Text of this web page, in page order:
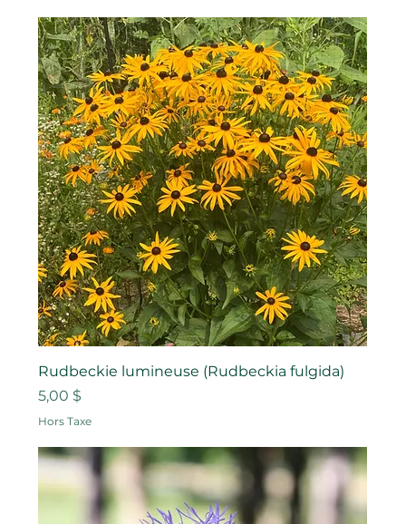
Rudbeckie lumineuse (Rudbeckia fulgida)
Prix
5,00 $
Hors Taxe